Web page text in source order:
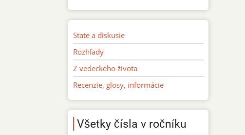
State a diskusie
Rozhľady
Z vedeckého života
Recenzie, glosy, informácie
Všetky čísla v ročníku